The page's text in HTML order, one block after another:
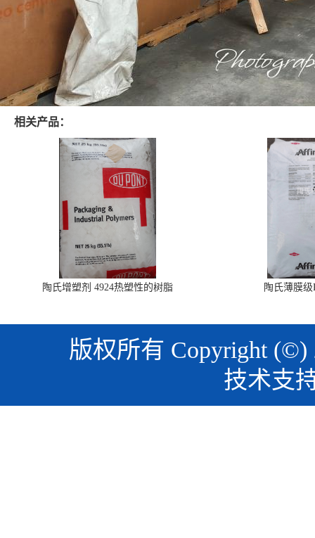
相关产品：
陶氏增塑剂 4924热塑性的树脂 陶氏薄膜级
版权所有 Copyright
技术支